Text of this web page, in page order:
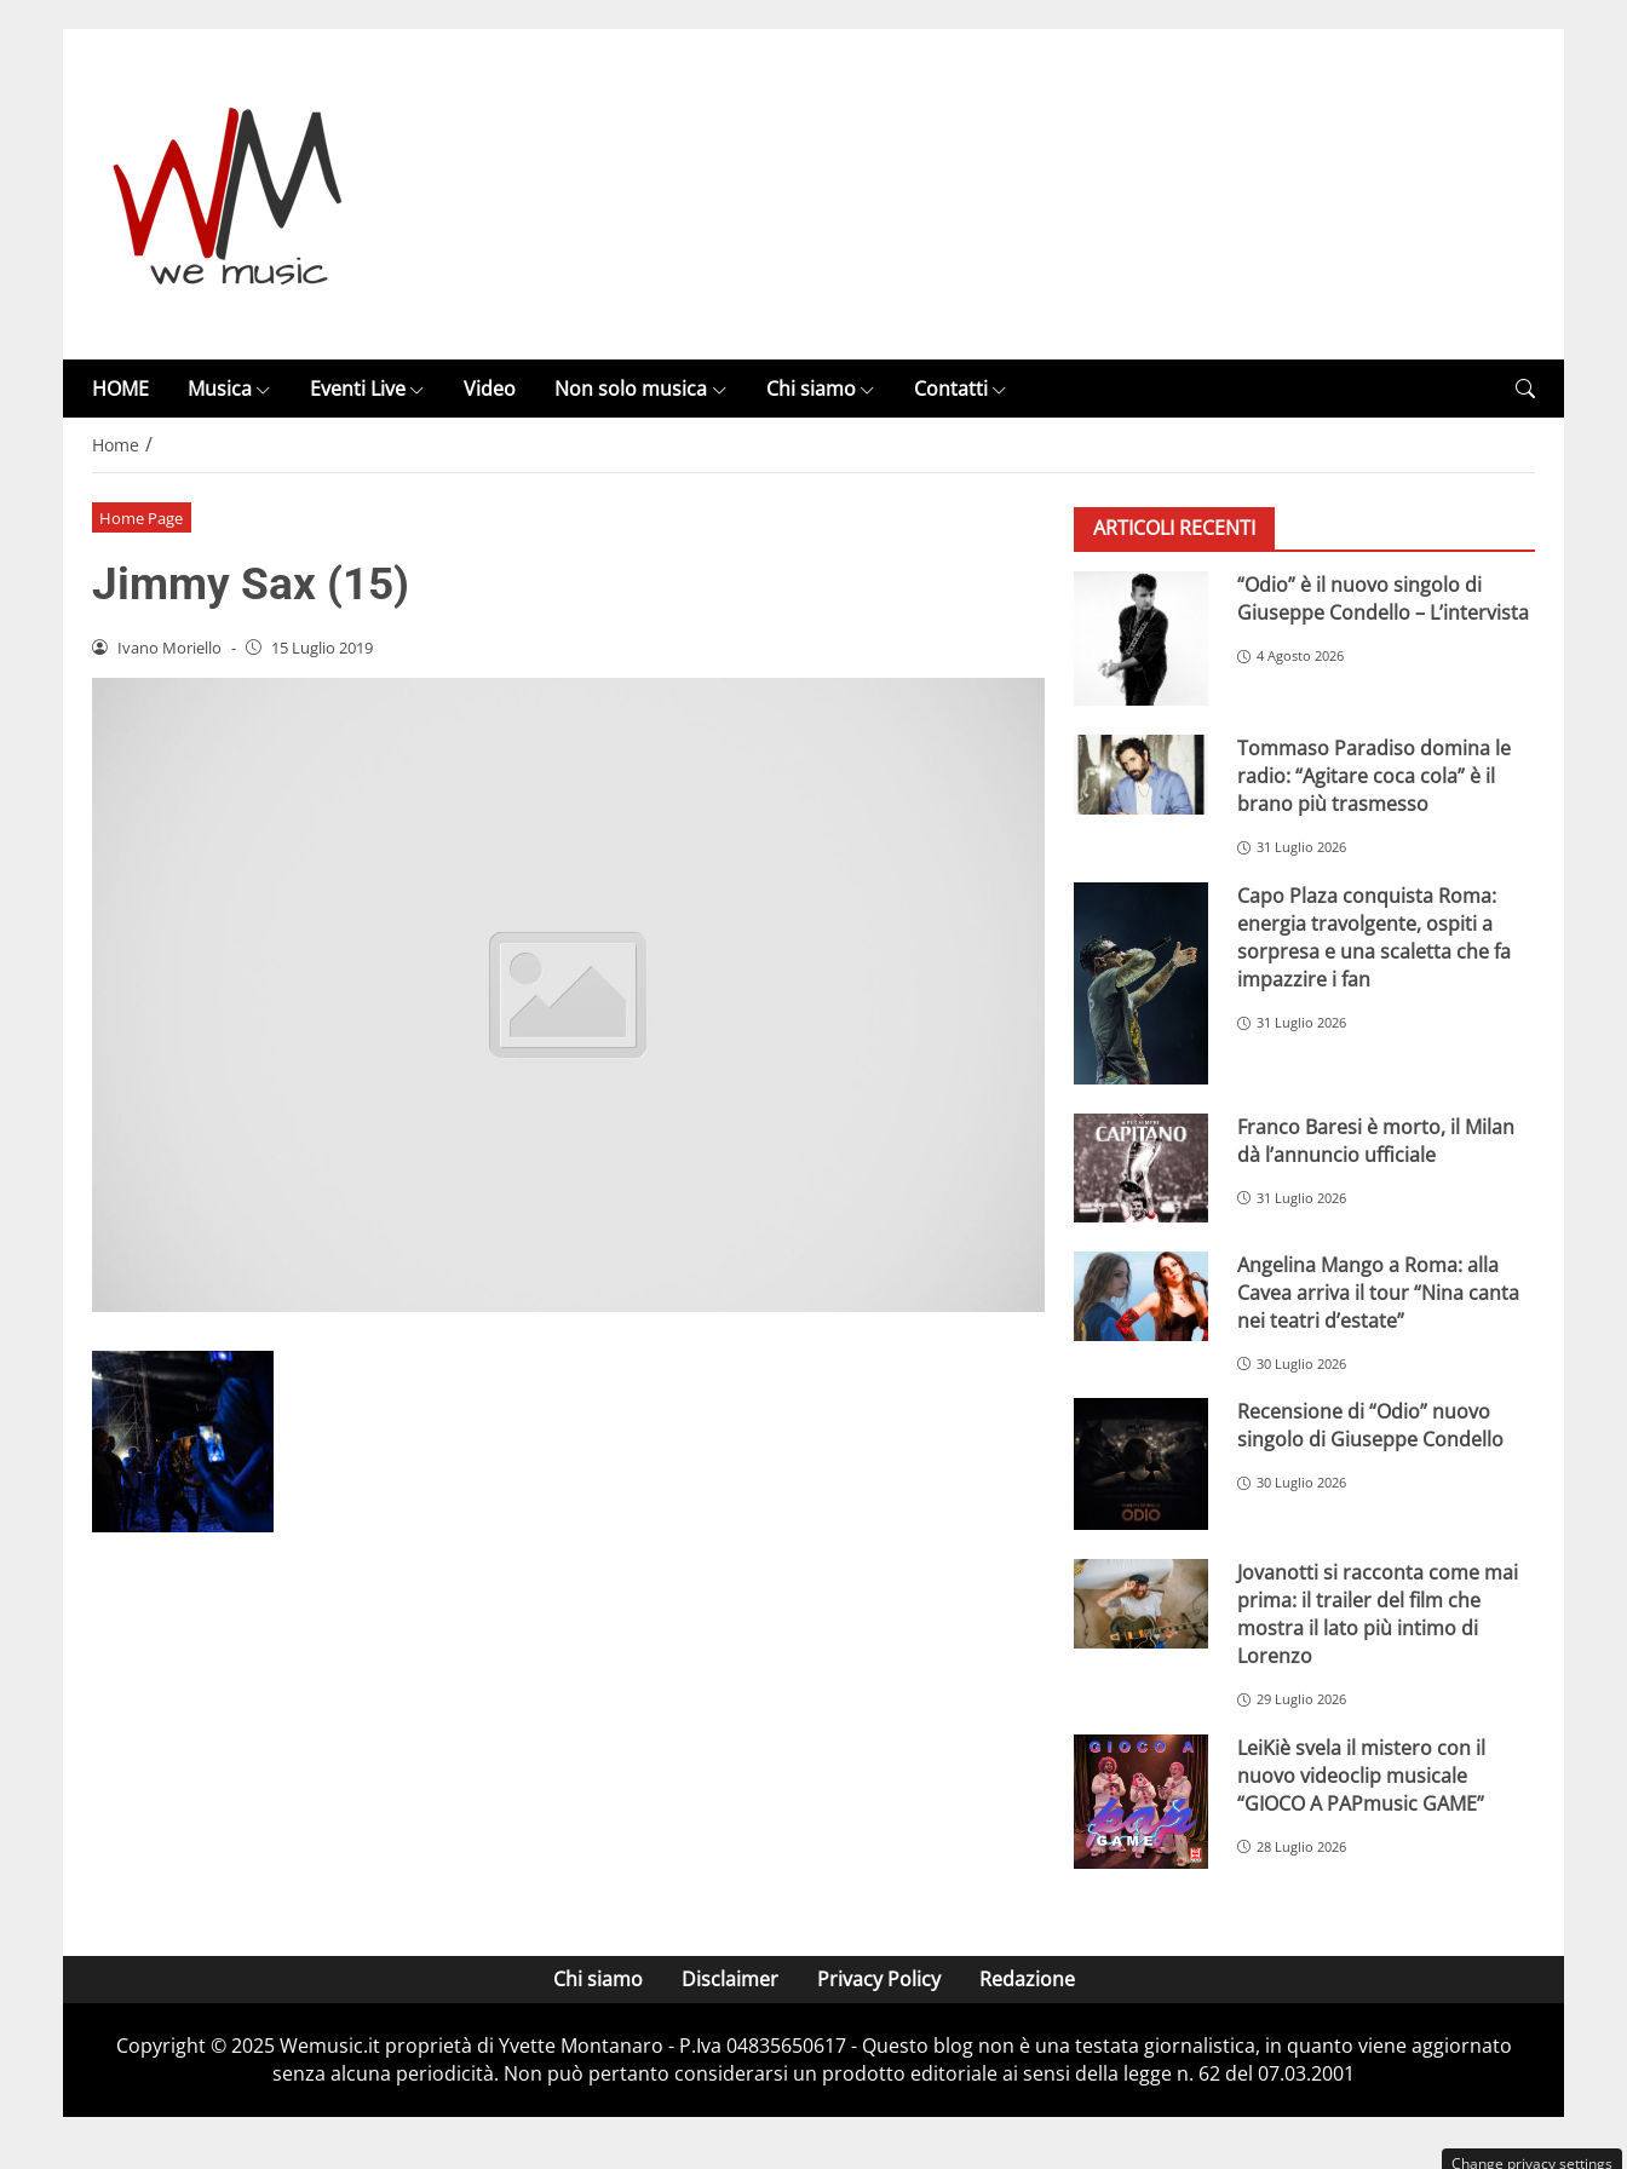
HOME Musica Eventi Live Video Non solo musica Chi siamo Contatti
Home /
Home Page
Jimmy Sax (15)
Ivano Moriello - 15 Luglio 2019
ARTICOLI RECENTI
“Odio” è il nuovo singolo di
Giuseppe Condello – L’intervista
4 Agosto 2026
Tommaso Paradiso domina le
radio: “Agitare coca cola” è il
brano più trasmesso
31 Luglio 2026
Capo Plaza conquista Roma:
energia travolgente, ospiti a
sorpresa e una scaletta che fa
impazzire i fan
31 Luglio 2026
Franco Baresi è morto, il Milan
dà l’annuncio ufficiale
31 Luglio 2026
Angelina Mango a Roma: alla
Cavea arriva il tour “Nina canta
nei teatri d’estate”
30 Luglio 2026
Recensione di “Odio” nuovo
singolo di Giuseppe Condello
30 Luglio 2026
Jovanotti si racconta come mai
prima: il trailer del film che
mostra il lato più intimo di
Lorenzo
29 Luglio 2026
LeiKiè svela il mistero con il
nuovo videoclip musicale
“GIOCO A PAPmusic GAME”
28 Luglio 2026
Chi siamo Disclaimer Privacy Policy Redazione
Copyright © 2025 Wemusic.it proprietà di Yvette Montanaro - P.Iva 04835650617 - Questo blog non è una testata giornalistica, in quanto viene aggiornato
senza alcuna periodicità. Non può pertanto considerarsi un prodotto editoriale ai sensi della legge n. 62 del 07.03.2001
Change privacy settings